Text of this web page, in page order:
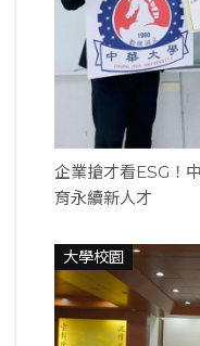
企業搶才看ESG！
育永續新人才
大學校園